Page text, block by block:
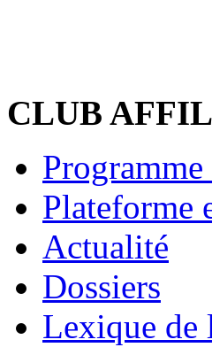
CLUB
Plateforme
Actualité
Dossiers
Lexique